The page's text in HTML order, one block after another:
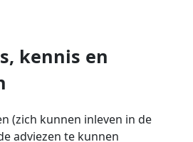
kennis en
(zich kunnen inleven in de
adviezen te kunnen